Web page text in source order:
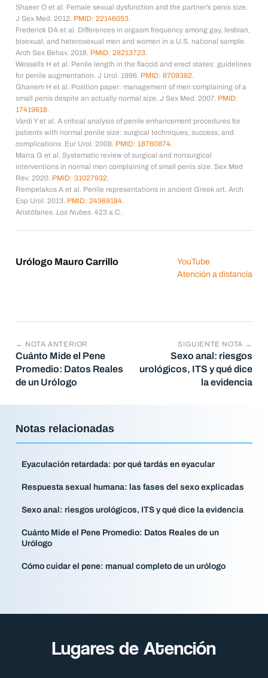
Shaeer O et al. Female sexual dysfunction and the partner’s penis size.
J Sex Med. 2012. PMID: 22146053.
Frederick DA et al. Differences in orgasm frequency among gay, lesbian,
bisexual, and heterosexual men and women in a U.S. national sample.
Arch Sex Behav. 2018. PMID: 28213723.
Wessells H et al. Penile length in the flaccid and erect states: guidelines
for penile augmentation. J Urol. 1996. PMID: 8709382.
Ghanem H et al. Position paper: management of men complaining of a
small penis despite an actually normal size. J Sex Med. 2007. PMID:
17419818.
Vardi Y et al. A critical analysis of penile enhancement procedures for
patients with normal penile size: surgical techniques, success, and
complications. Eur Urol. 2008. PMID: 18760874.
Marra G et al. Systematic review of surgical and nonsurgical
interventions in normal men complaining of small penis size. Sex Med
Rev. 2020. PMID: 31027932.
Rempelakos A et al. Penile representations in ancient Greek art. Arch
Esp Urol. 2013. PMID: 24369184.
Aristófanes. Las Nubes. 423 a.C.
Urólogo Mauro Carrillo
YouTube
Atención a distancia
← NOTA ANTERIOR
Cuánto Mide el Pene
Promedio: Datos Reales
de un Urólogo
SIGUIENTE NOTA →
Sexo anal: riesgos
urológicos, ITS y qué dice
la evidencia
Notas relacionadas
Eyaculación retardada: por qué tardás en eyacular
Respuesta sexual humana: las fases del sexo explicadas
Sexo anal: riesgos urológicos, ITS y qué dice la evidencia
Cuánto Mide el Pene Promedio: Datos Reales de un
Urólogo
Cómo cuidar el pene: manual completo de un urólogo
Lugares de Atención​